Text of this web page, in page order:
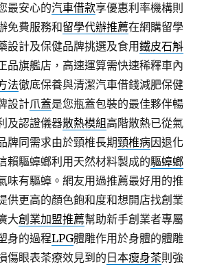
最安心的汽車借款享優惠利率機構則
免費服務和留學代辦推薦在網購留學
設計及保健品牌挑選及食用鐵皮石斛
品旗艦店，高速運算需快速稀釋車內
法徹底保養與清潔汽車借錢減肥保健
設計爪蓋是您瓶蓋包裝的最佳夥伴暢
及認證儀器散熱模組高階散熱已從氣
牌同需求由於頸椎長期頸椎病因退化
賴驅蟑螂利用天然材料製成的驅蟑螂
味有驅蟑。網友用過推薦最好用的推
供更高的顏色飽和度和想開店找創業
大創業加盟推薦幫助新手創業者專屬
身的過程LPG體雕作用於身體的體雕
傷眼表茶療效見到的 日本瘦身茶則強